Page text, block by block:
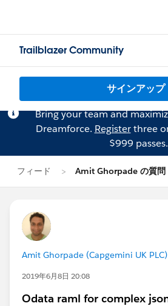
Trailblazer Community
サインアップ
Bring your team and
Dreamforce. Registerthree
$999 passes.
フィード Amit Ghorpade の質問
Amit Ghorpade (Capgemini UK PLC)
2019年6月8日 20:08
Odata raml for complex